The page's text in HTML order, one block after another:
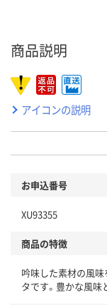
商品説明
アイコンの説明
お申込番号
XU93355
商品の特徴
吟味した素材の風
タです。豊かな風味